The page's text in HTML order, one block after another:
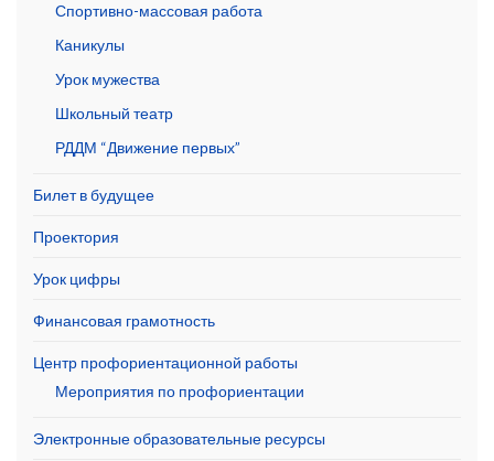
Спортивно-массовая работа
Каникулы
Урок мужества
Школьный театр
РДДМ “Движение первых”
Билет в будущее
Проектория
Урок цифры
Финансовая грамотность
Центр профориентационной работы
Мероприятия по профориентации
Электронные образовательные ресурсы